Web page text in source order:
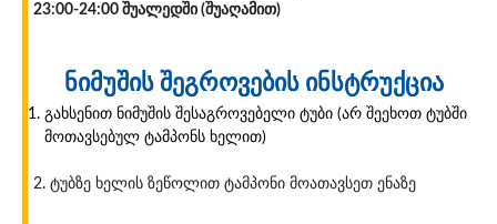
23:00-24:00 შუალედში (შუაღამით)
ნიმუშის შეგროვების ინსტრუქცია
გახსენით ნიმუშის შესაგროვებელი ტუბი (არ შეეხოთ ტუბში
მოთავსებულ ტამპონს ხელით)
2. ტუბზე ხელის ზეწოლით ტამპონი მოათავსეთ ენაზე